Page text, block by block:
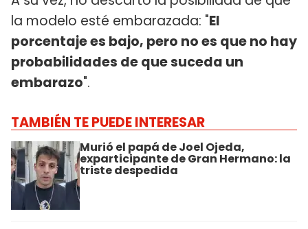
la modelo esté embarazada: "El
porcentaje es bajo, pero no es que no hay
probabilidades de que suceda un
embarazo".
TAMBIÉN TE PUEDE INTERESAR
Murió el papá de Joel Ojeda,
exparticipante de Gran Hermano: la
triste despedida